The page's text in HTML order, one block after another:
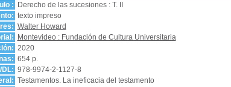
:
Derecho de las sucesiones : T. II
texto impreso
Walter Howard
Montevideo : Fundación de Cultura Universitaria
2020
654 p.
DL: 978-9974-2-1127-8
Testamentos. La ineficacia del testamento